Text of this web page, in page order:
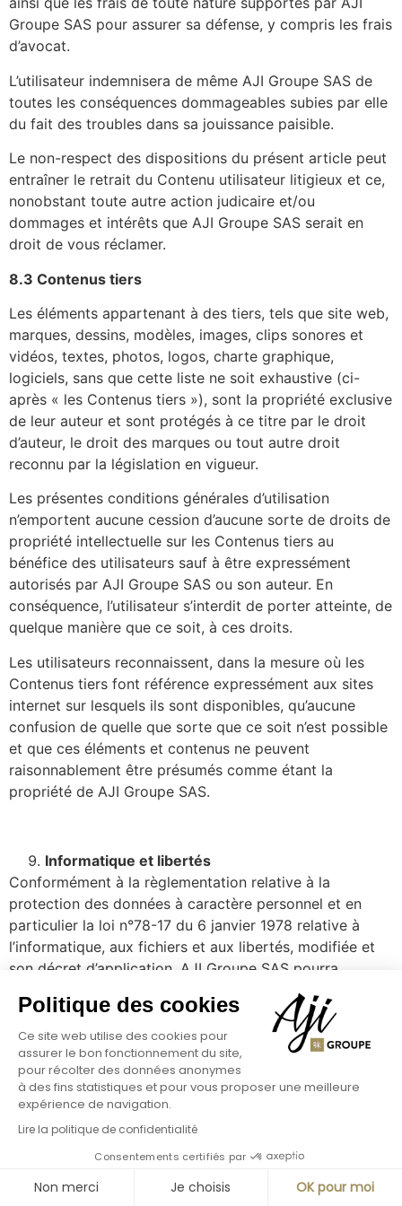
Groupe SAS pour assurer sa défense, y compris les frais
d’avocat.
L’utilisateur indemnisera de même AJI Groupe SAS de
toutes les conséquences dommageables subies par elle
du fait des troubles dans sa jouissance paisible.
Le non-respect des dispositions du présent article peut
entraîner le retrait du Contenu utilisateur litigieux et ce,
nonobstant toute autre action judicaire et/ou
dommages et intérêts que AJI Groupe SAS serait en
droit de vous réclamer.
8.3 Contenus tiers
Les éléments appartenant à des tiers, tels que site web,
marques, dessins, modèles, images, clips sonores et
vidéos, textes, photos, logos, charte graphique,
logiciels, sans que cette liste ne soit exhaustive (ci-
après « les Contenus tiers »), sont la propriété exclusive
de leur auteur et sont protégés à ce titre par le droit
d’auteur, le droit des marques ou tout autre droit
reconnu par la législation en vigueur.
Les présentes conditions générales d’utilisation
n’emportent aucune cession d’aucune sorte de droits de
propriété intellectuelle sur les Contenus tiers au
bénéfice des utilisateurs sauf à être expressément
autorisés par AJI Groupe SAS ou son auteur. En
conséquence, l’utilisateur s’interdit de porter atteinte, de
quelque manière que ce soit, à ces droits.
Les utilisateurs reconnaissent, dans la mesure où les
Contenus tiers font référence expressément aux sites
internet sur lesquels ils sont disponibles, qu’aucune
confusion de quelle que sorte que ce soit n’est possible
et que ces éléments et contenus ne peuvent
raisonnablement être présumés comme étant la
propriété de AJI Groupe SAS.
Informatique et libertés
Conformément à la règlementation relative à la
protection des données à caractère personnel et en
particulier la loi n°78-17 du 6 janvier 1978 relative à
l’informatique, aux fichiers et aux libertés, modifiée et
son décret d’application, AJI Groupe SAS pourra
collecter des données à caractère personnel
indispensables à la fourniture de certains services aux
utilisateurs des Sites et/ou Applications.
Les conditions et modalités de traitement des données
à caractère personnel collectées par AJI Groupe SAS à
l’occasion de l’utilisation des Sites et/ou Applications
sont régies par les dispositions de la Charte de
protection des données à caractère personnel.
En application de la loi relative à l’informatique, aux
Politique des cookies
Ce site web utilise des cookies pour
assurer le bon fonctionnement du site,
pour récolter des données anonymes
à des fins statistiques et pour vous proposer une meilleure
expérience de navigation.
Lire la politique de confidentialité
Consentements certifiés par
Non merci Je choisis OK pour moi